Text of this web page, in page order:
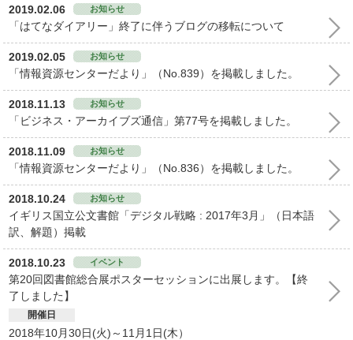
2019.02.06 お知らせ
「はてなダイアリー」終了に伴うブログの移転について
2019.02.05 お知らせ
「情報資源センターだより」（No.839）を掲載しました。
2018.11.13 お知らせ
「ビジネス・アーカイブズ通信」第77号を掲載しました。
2018.11.09 お知らせ
「情報資源センターだより」（No.836）を掲載しました。
2018.10.24 お知らせ
イギリス国立公文書館「デジタル戦略 : 2017年3月」（日本語
訳、解題）掲載
2018.10.23 イベント
第20回図書館総合展ポスターセッションに出展します。【終
了しました】
開催日
2018年10月30日(火)～11月1日(木）